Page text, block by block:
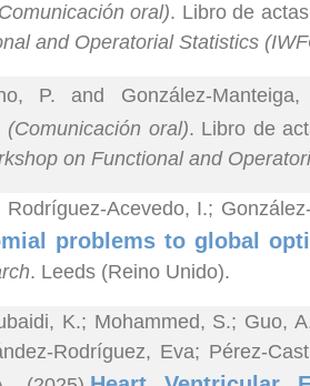
oral). Libro de
and Operatorial Statistics
P. and González-
(Comunicación oral). Libro de
on Functional and
Acevedo, I.;
problems to global
. Leeds (Reino Unido).
K.; Mohammed, S.; Guo,
Rodríguez, Eva; Pérez-